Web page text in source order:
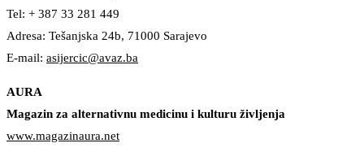
Tel: + 387 33 281 449
Adresa: Tešanjska 24b, 71000 Sarajevo
E-mail: asijercic@avaz.ba
AURA
Magazin za alternativnu medicinu i kulturu življenja
www.magazinaura.net